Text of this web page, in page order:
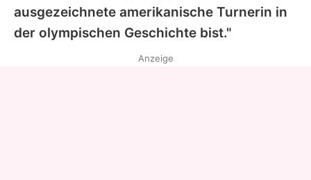
ausgezeichnete amerikanische Turnerin in
der olympischen Geschichte bist."
Anzeige